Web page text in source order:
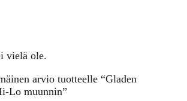
vielä ole.
arvio tuotteelle “Gladen
Lo muunnin”